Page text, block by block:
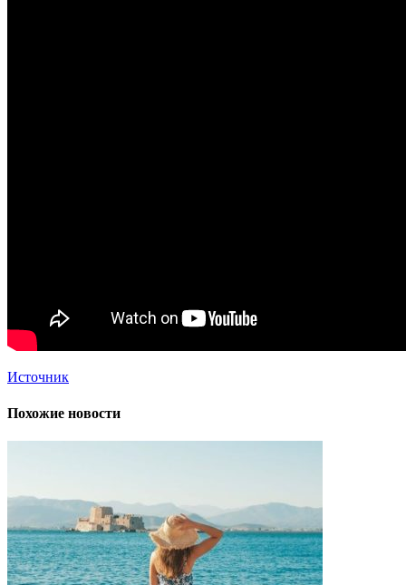
Источник
Похожие новости